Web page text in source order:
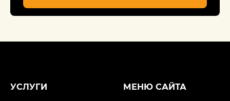
УСЛУГИ МЕНЮ САЙТА